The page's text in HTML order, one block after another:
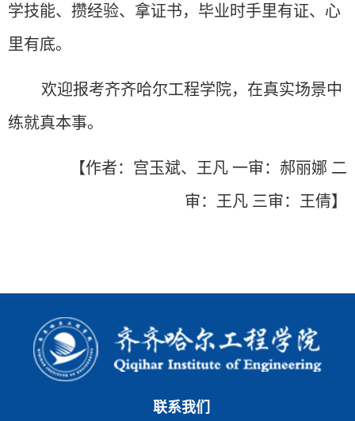
学技能、攒经验、拿证书，毕业时手里有证、心
里有底。
欢迎报考齐齐哈尔工程学院，在真实场景中
练就真本事。
【作者：宫玉斌、王凡 一审：郝丽娜 二
审：王凡 三审：王倩】
联系我们